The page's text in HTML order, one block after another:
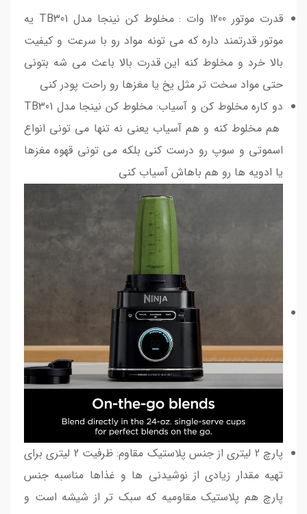
قدرت موتور 1200 وات : مخلوط کن نینجا مدل TB301 یه
موتور قدرتمند داره که می تونه مواد رو با سرعت و کیفیت
بالا خرد و مخلوط کنه این قدرت بالا باعث می شه بتونی
حتی مواد سخت تر مثل یخ یا مغزها رو راحت پودر کنی
دو کاره مخلوط کن و آسیاب: مخلوط کن نینجا مدل TB301
هم مخلوط کنه و هم آسیاب یعنی نه تنها می تونی انواع
اسموتی و سوپ رو درست کنی بلکه می تونی قهوه مغزها
یا ادویه ها رو هم باهاش آسیاب کنی
پارچ 2 لیتری از جنس پلاستیک مقاوم: ظرفیت 2 لیتری برای
تهیه مقدار زیادی از نوشیدنی ها و غذاها مناسبه جنس
پارچ هم پلاستیک مقاومیه که سبک تر از شیشه است و